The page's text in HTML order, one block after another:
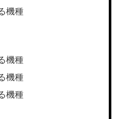
機種
機種
機種
機種